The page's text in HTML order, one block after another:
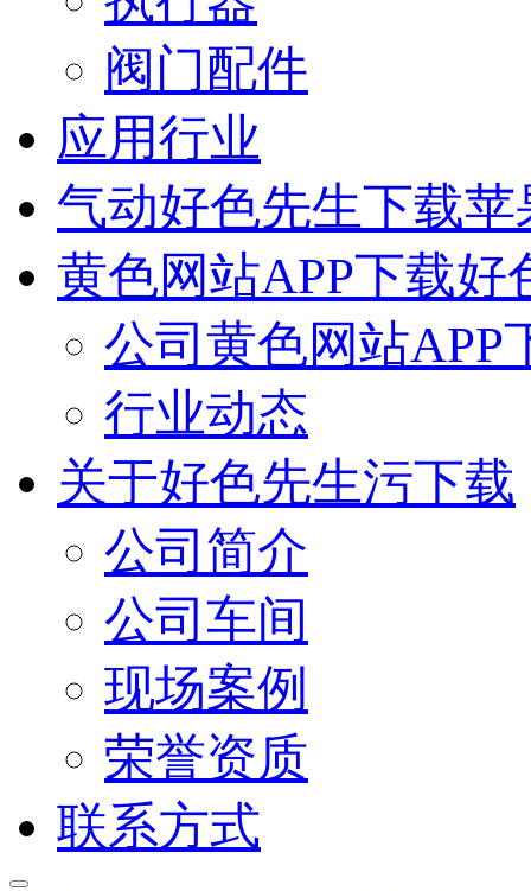
阀门配件
应用行业
气动好色先生下载
黄色网站APP下载好
公司黄色网站APP
行业动态
关于好色先生污下载
公司简介
公司车间
现场案例
荣誉资质
联系方式